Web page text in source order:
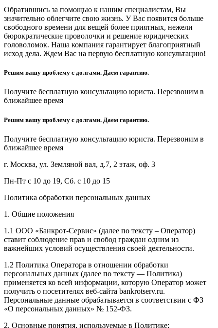
Обратившись за помощью к нашим специалистам, Вы
значительно облегчите свою жизнь. У Вас появится больше
свободного времени для вещей более приятных, нежели
бюрократические проволочки и решение юридических
головоломок. Наша компания гарантирует благоприятный
исход дела. Ждем Вас на первую бесплатную консультацию!
Решим вашу проблему с долгами. Даем гарантию.
Получите бесплатную консультацию юриста. Перезвоним в
ближайшее время
Решим вашу проблему с долгами. Даем гарантию.
Получите бесплатную консультацию юриста. Перезвоним в
ближайшее время
г. Москва, ул. Земляной вал, д.7, 2 этаж, оф. 3
Пн-Пт с 10 до 19, Сб. с 10 до 15
Политика обработки персональных данных
1. Общие положения
1.1 ООО «Банкрот-Сервис» (далее по тексту – Оператор)
ставит соблюдение прав и свобод граждан одним из
важнейших условий осуществления своей деятельности.
1.2 Политика Оператора в отношении обработки
персональных данных (далее по тексту — Политика)
применяется ко всей информации, которую Оператор может
получить о посетителях веб-сайта bankrotserv.ru.
Персональные данные обрабатывается в соответствии с ФЗ
«О персональных данных» № 152-ФЗ.
2. Основные понятия, используемые в Политике: